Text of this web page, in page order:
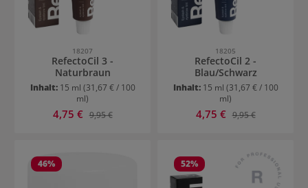
18207
RefectoCil 3 -
Naturbraun
Inhalt: 15 ml (31,67 € / 100
ml)
Verkaufspreis:
4,75 € Regulärer Preis:
9,95 €
18205
RefectoCil 2 -
Blau/Schwarz
Inhalt: 15 ml (31,67 € / 100
ml)
Verkaufspreis:
4,75 € Regulärer Preis:
9,95 €
46% 52%